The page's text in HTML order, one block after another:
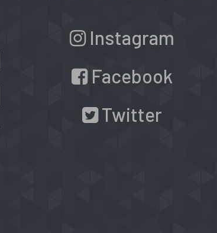
Instagram
Facebook
Twitter